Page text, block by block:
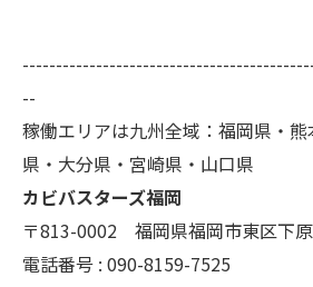
--
稼働エリアは九州全域：福岡県・
県・大分県・宮崎県・山口県
カビバスターズ福岡
〒813-0002 福岡県福岡市東区下
電話番号 : 090-8159-7525